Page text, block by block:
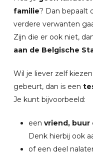
familie? Dan bepaalt
verdere verwanten
Zijn die er ook niet,
aan de Belgische
Wil je liever zelf
gebeurt, dan is een
Je kunt bijvoorbeeld:
een vriend, buur
Denk hierbij ook
of een deel